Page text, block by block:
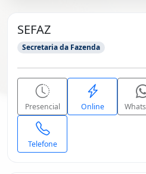
SEFAZ
Secretaria da Fazenda
Presencial Online
Telefone